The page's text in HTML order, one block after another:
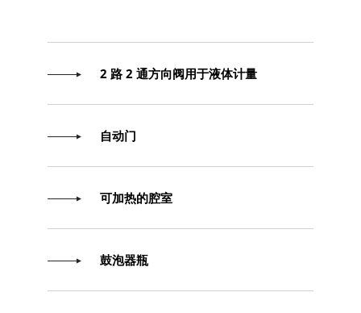
2 路 2 通方向阀用于液体计量
自动门
可加热的腔室
鼓泡器瓶